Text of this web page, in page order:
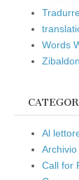
Words
Al
Archivio
Call for